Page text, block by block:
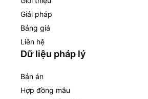
Giải pháp
Bảng giá
Liên hệ
Dữ liệu pháp lý
Bản án
Hợp đồng mẫu